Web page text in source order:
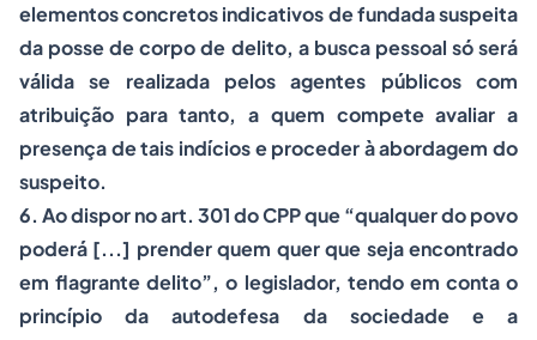
elementos concretos indicativos de fundada suspeita
da posse de corpo de delito, a busca pessoal só será
válida se realizada pelos agentes públicos com
atribuição para tanto, a quem compete avaliar a
presença de tais indícios e proceder à abordagem do
suspeito.
6. Ao dispor no art. 301 do CPP que “qualquer do povo
poderá [...] prender quem quer que seja encontrado
em flagrante delito”, o legislador, tendo em conta o
princípio da autodefesa da sociedade e a